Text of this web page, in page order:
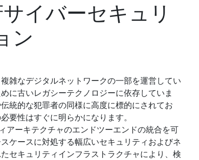
イバーセキュリ
ン
雑なデジタルネットワークの一部を運営してい
に古いレガシーテクノロジーに依存していま
統的な犯罪者の同様に高度に標的にされてお
要性はすぐに明らかになります。
アーキテクチャのエンドツーエンドの統合を可
ケースに対処する幅広いセキュリティおよびネ
セキュリティインフラストラクチャにより、検